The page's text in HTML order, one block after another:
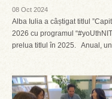
08 Oct 2024
Alba Iulia a câștigat titlul
2026 cu programul
prelua titlul în 2025. Anual,